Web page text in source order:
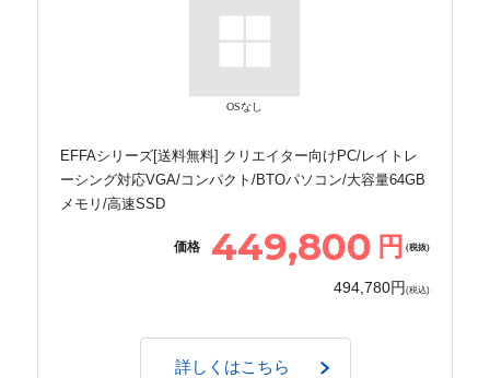
OSなし
EFFAシリーズ[送料無料] クリエイター向けPC/レイトレ
ーシング対応VGA/コンパクト/BTOパソコン/大容量64GB
メモリ/高速SSD
価格 449,800 円 (税抜)
494,780円 (税込)
詳しくはこちら